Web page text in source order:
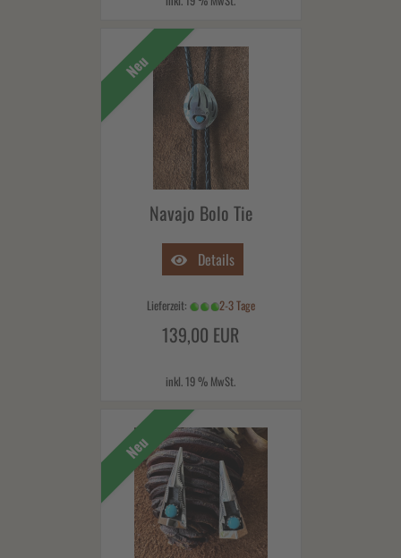
Neu
Navajo Bolo Tie
Details
Lieferzeit: 2-3 Tage
139,00 EUR
inkl. 19 % MwSt.
Neu